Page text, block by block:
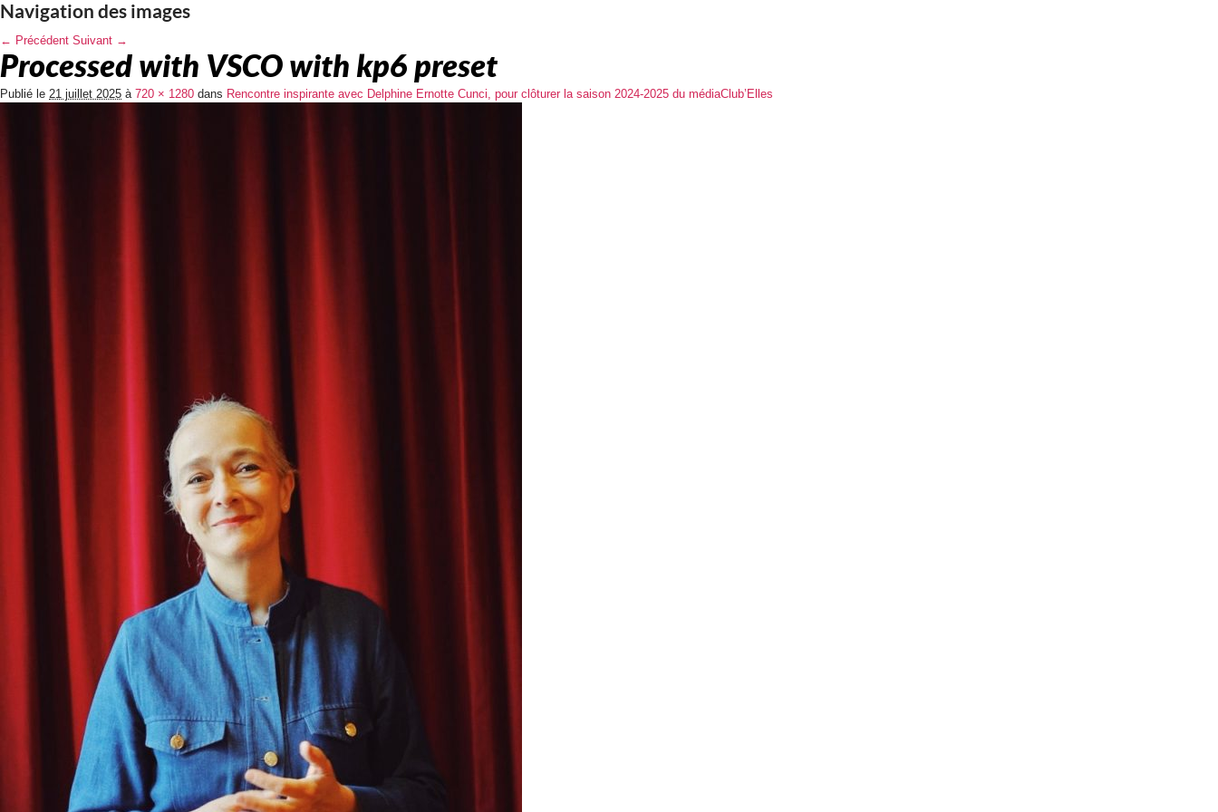
Navigation des images
← Précédent Suivant →
Processed with VSCO with kp6 preset
Publié le 21 juillet 2025 à 720 × 1280 dans Rencontre inspirante avec Delphine Ernotte Cunci, pour clôturer la saison 2024-2025 du médiaClub’Elles